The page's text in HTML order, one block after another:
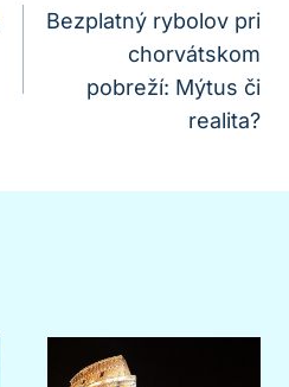
Bezplatný rybolov pri
chorvátskom
pobreží: Mýtus či
realita?